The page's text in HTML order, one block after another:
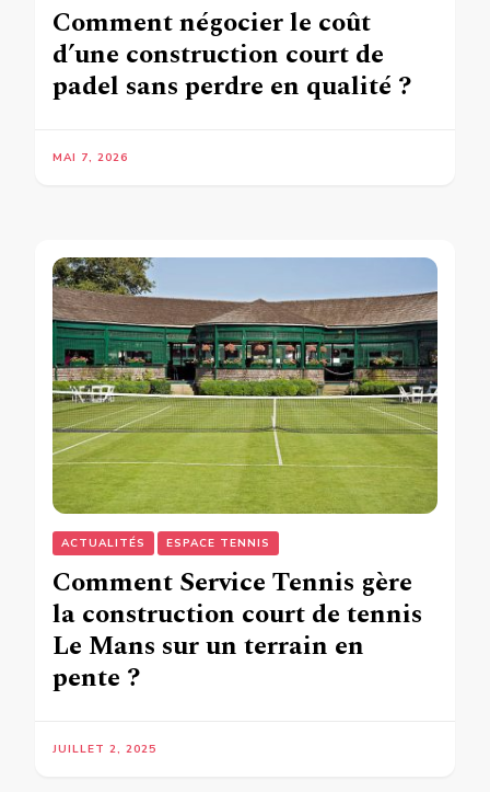
Comment négocier le coût
d’une construction court de
padel sans perdre en qualité ?
MAI 7, 2026
ACTUALITÉS ESPACE TENNIS
Comment Service Tennis gère
la construction court de tennis
Le Mans sur un terrain en
pente ?
JUILLET 2, 2025